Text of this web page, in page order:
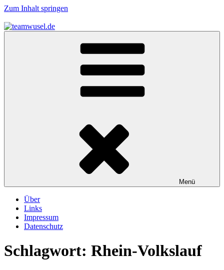
Zum Inhalt springen
Menü
Über
Links
Impressum
Datenschutz
Schlagwort: Rhein-Volkslauf